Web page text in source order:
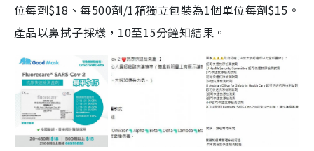
位每劑$18、每500劑/1箱獨立包裝為1個單位每劑$15。
產品以鼻拭子採樣，10至15分鐘知結果。